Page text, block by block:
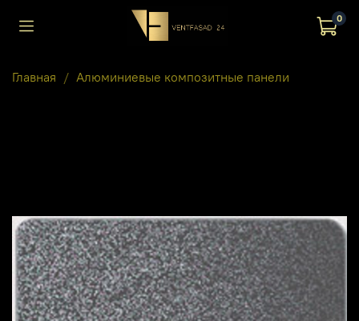
0
Главная Алюминиевые композитные панели